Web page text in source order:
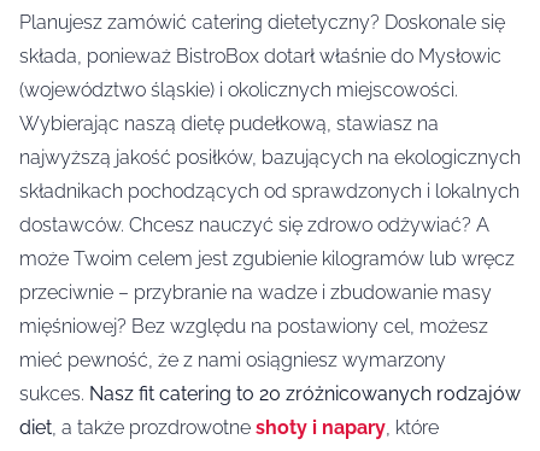
Planujesz zamówić catering dietetyczny? Doskonale się
składa, ponieważ BistroBox dotarł właśnie do Mysłowic
(województwo śląskie) i okolicznych miejscowości.
Wybierając naszą dietę pudełkową, stawiasz na
najwyższą jakość posiłków, bazujących na ekologicznych
składnikach pochodzących od sprawdzonych i lokalnych
dostawców. Chcesz nauczyć się zdrowo odżywiać? A
może Twoim celem jest zgubienie kilogramów lub wręcz
przeciwnie – przybranie na wadze i zbudowanie masy
mięśniowej? Bez względu na postawiony cel, możesz
mieć pewność, że z nami osiągniesz wymarzony
sukces. Nasz fit catering to 20 zróżnicowanych rodzajów
diet , a także prozdrowotne shoty i napary , które